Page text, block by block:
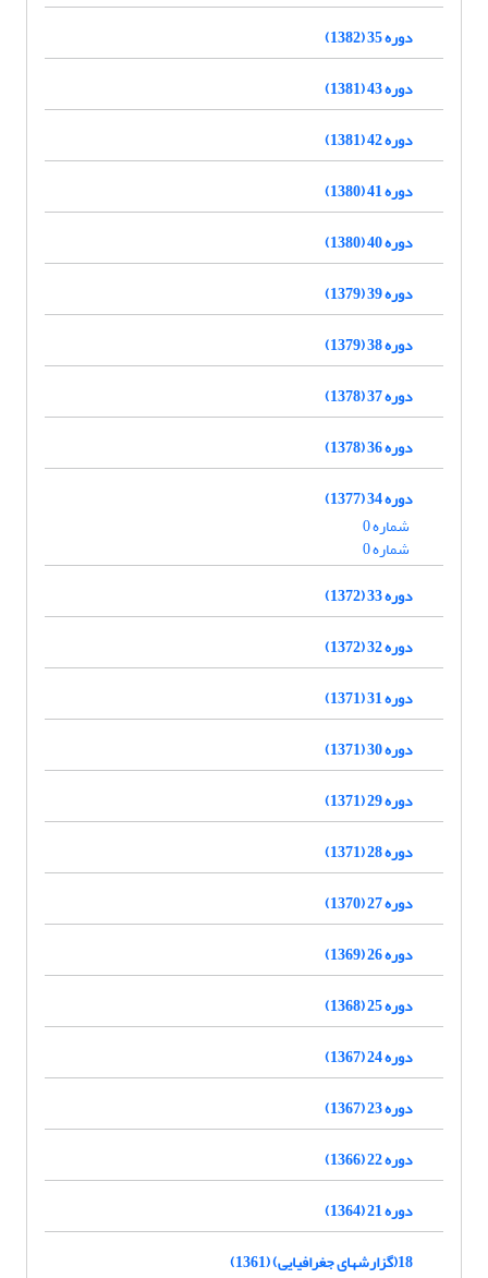
دوره 35 (1382)
دوره 43 (1381)
دوره 42 (1381)
دوره 41 (1380)
دوره 40 (1380)
دوره 39 (1379)
دوره 38 (1379)
دوره 37 (1378)
دوره 36 (1378)
دوره 34 (1377)
شماره 0
شماره 0
دوره 33 (1372)
دوره 32 (1372)
دوره 31 (1371)
دوره 30 (1371)
دوره 29 (1371)
دوره 28 (1371)
دوره 27 (1370)
دوره 26 (1369)
دوره 25 (1368)
دوره 24 (1367)
دوره 23 (1367)
دوره 22 (1366)
دوره 21 (1364)
18(گزارشهای جغرافیایی) (1361)